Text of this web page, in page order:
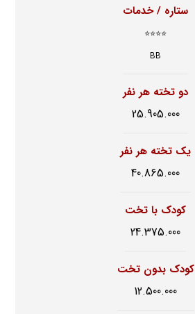
ستاره / خدمات
⭐⭐⭐⭐
BB
دو تخته هر نفر
25.905.000
یک تخته هر نفر
40.865.000
کودک با تخت
24.375.000
کودک بدون تخت
12.500.000